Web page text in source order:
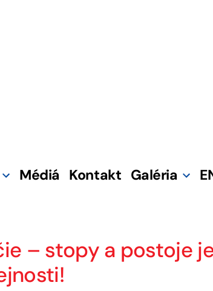
Médiá Kontakt Galéria
– stopy a postoje